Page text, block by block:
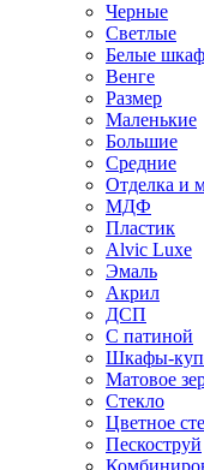
Черные
Светлые
Белые
Венге
Размер
Маленькие
Большие
Средние
Отделка и
МДФ
Пластик
Alvic Luxe
Эмаль
Акрил
ДСП
С патиной
Шкафы-
Матовое
Стекло
Цветное
Пескоструй